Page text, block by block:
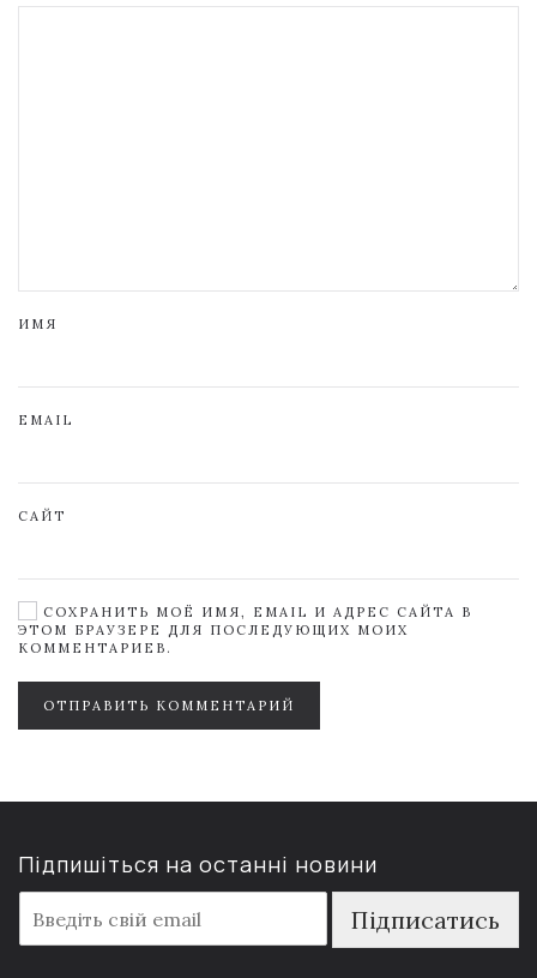
ИМЯ
EMAIL
САЙТ
СОХРАНИТЬ МОЁ ИМЯ, EMAIL И АДРЕС САЙТА В
ЭТОМ БРАУЗЕРЕ ДЛЯ ПОСЛЕДУЮЩИХ МОИХ
КОММЕНТАРИЕВ.
ОТПРАВИТЬ КОММЕНТАРИЙ
Підпишіться на останні новини
m
a
Підписатись